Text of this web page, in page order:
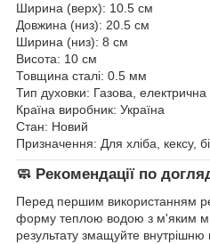
Ширина (верх): 10.5 см
Довжина (низ): 20.5 см
Ширина (низ): 8 см
Висота: 10 см
Товщина сталі: 0.5 мм
Тип духовки: Газова, електрична
Країна виробник: Україна
Стан: Новий
Призначення: Для хліба, кексу,
🧼 Рекомендації по
Перед першим використанням
форму теплою водою з м'яким
результату змащуйте